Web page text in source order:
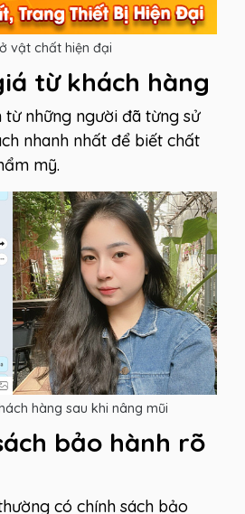
vật chất hiện đại
từ khách hàng
những người đã từng sử
nhanh nhất để biết chất
mỹ.
hàng sau khi nâng mũi
bảo hành rõ
có chính sách bảo